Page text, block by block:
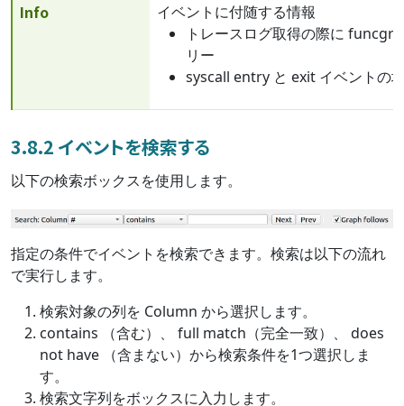
Info
イベントに付随する情報
トレースログ取得の際に
リー
syscall entry と exit イベントの
3.8.2 イベントを検索する
以下の検索ボックスを使用します。
指定の条件でイベントを検索できます。検索は以下の流れ
で実行します。
検索対象の列を Column から選択します。
contains （含む）、 full match（完全一致）、 does
not have （含まない）から検索条件を1つ選択しま
す。
検索文字列をボックスに入力します。